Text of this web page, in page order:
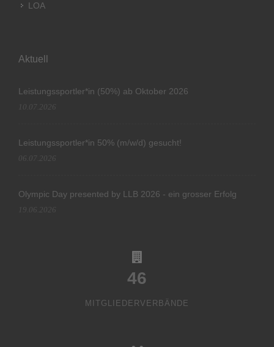
LOA
Aktuell
Leistungssportler*in (50%) ab Oktober 2026
10.07.2026
Leistungssportler*in 50% (m/w/d) gesucht!
06.07.2026
Olympic Day presented by LLB 2026 - ein grosser Erfolg
19.06.2026
46
MITGLIEDERVERBÄNDE